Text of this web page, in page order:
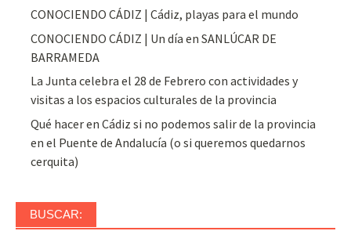
CONOCIENDO CÁDIZ | Cádiz, playas para el mundo
CONOCIENDO CÁDIZ | Un día en SANLÚCAR DE
BARRAMEDA
La Junta celebra el 28 de Febrero con actividades y
visitas a los espacios culturales de la provincia
Qué hacer en Cádiz si no podemos salir de la provincia
en el Puente de Andalucía (o si queremos quedarnos
cerquita)
BUSCAR: